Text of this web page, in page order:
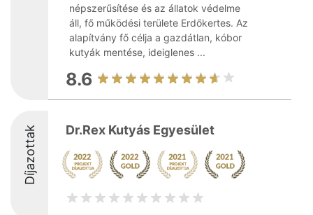
népszerűsítése és az állatok védelme
áll, fő működési területe Erdőkertes. Az
alapítvány fő célja a gazdátlan, kóbor
kutyák mentése, ideiglenes ...
8.6
Díjazottak Dr.Rex Kutyás Egyesület